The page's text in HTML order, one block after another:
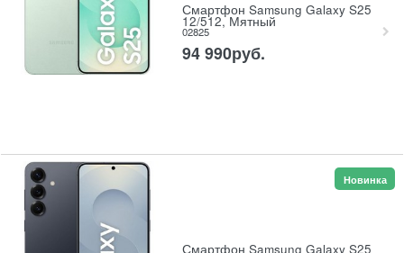
Смартфон Samsung Galaxy S25
12/512, Мятный
02825
94 990руб.
Смартфон Samsung Galaxy S25
Новинка